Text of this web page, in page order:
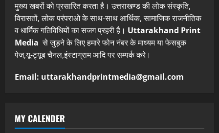
मुख्य खबरों को प्रसारित करता है। उत्तराखण्ड की लोक संस्कृति,
विरासतों, लोक परंपराओ के साथ-साथ आर्थिक, सामाजिक राजनीतिक
व धार्मिक गतिविधियों का सजग प्रहरी है। Uttarakhand Print
Media से जुड़ने के लिए हमारे फोन नंबर के माध्यम या फेसबुक
पेज,यू-ट्यूब चैनल,इंस्टाग्राम आदि पर सम्पर्क करे।
Email: uttarakhandprintmedia@gmail.com
MY CALENDER